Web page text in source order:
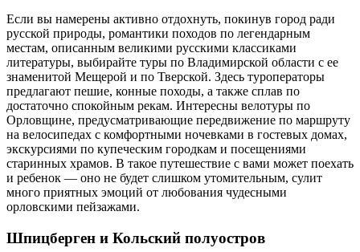
Если вы намерены активно отдохнуть, покинув город ради
русской природы, романтики походов по легендарным
местам, описанным великими русскими классиками
литературы, выбирайте туры по Владимирской области с ее
знаменитой Мещерой и по Тверской. Здесь туроператоры
предлагают пешие, конные походы, а также сплав по
достаточно спокойным рекам. Интересны велотуры по
Орловщине, предусматривающие передвижение по маршруту
на велосипедах с комфортными ночевками в гостевых домах,
экскурсиями по купеческим городкам и посещениями
старинных храмов. В такое путешествие с вами может поехать
и ребенок — оно не будет слишком утомительным, сулит
много приятных эмоций от любования чудесными
орловскими пейзажами.
Шпицберген и Кольский полуостров